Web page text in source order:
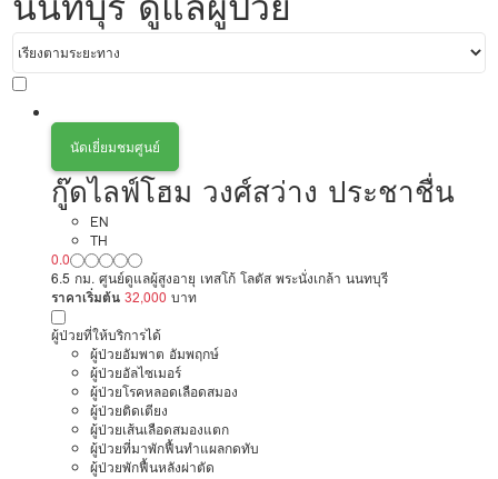
นัดเยี่ยมชมศูนย์
กู๊ดไลฟ์โฮม วงศ์สว่าง ประชาชื่น
EN
TH
0.0
6.5 กม. ศูนย์ดูแลผู้สูงอายุ เทสโก้ โลตัส พระนั่งเกล้า นนทบุรี
ราคาเริ่มต้น 32,000 บาท
ผู้ป่วยที่ให้บริการได้
ผู้ป่วยอัมพาต อัมพฤกษ์
ผู้ป่วยอัลไซเมอร์
ผู้ป่วยโรคหลอดเลือดสมอง
ผู้ป่วยติดเตียง
ผู้ป่วยเส้นเลือดสมองแตก
ผู้ป่วยที่มาพักฟื้นทำแผลกดทับ
ผู้ป่วยพักฟื้นหลังผ่าตัด